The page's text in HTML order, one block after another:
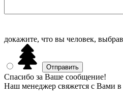
докажите, что вы человек, выбрав
Спасибо за Ваше сообщение!
Наш менеджер свяжется с Вами